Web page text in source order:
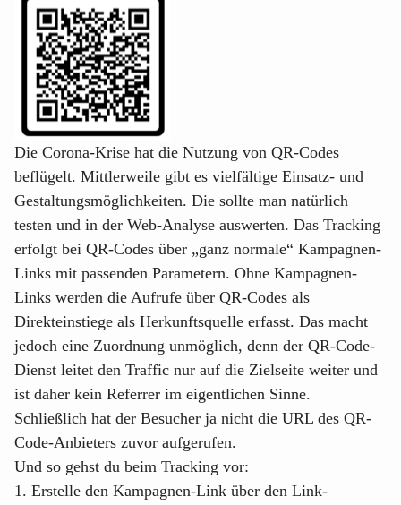
Die Corona-Krise hat die Nutzung von QR-Codes
beflügelt. Mittlerweile gibt es vielfältige Einsatz- und
Gestaltungsmöglichkeiten. Die sollte man natürlich
testen und in der Web-Analyse auswerten. Das Tracking
erfolgt bei QR-Codes über „ganz normale“ Kampagnen-
Links mit passenden Parametern. Ohne Kampagnen-
Links werden die Aufrufe über QR-Codes als
Direkteinstiege als Herkunftsquelle erfasst. Das macht
jedoch eine Zuordnung unmöglich, denn der QR-Code-
Dienst leitet den Traffic nur auf die Zielseite weiter und
ist daher kein Referrer im eigentlichen Sinne.
Schließlich hat der Besucher ja nicht die URL des QR-
Code-Anbieters zuvor aufgerufen.
Und so gehst du beim Tracking vor:
1. Erstelle den Kampagnen-Link über den Link-